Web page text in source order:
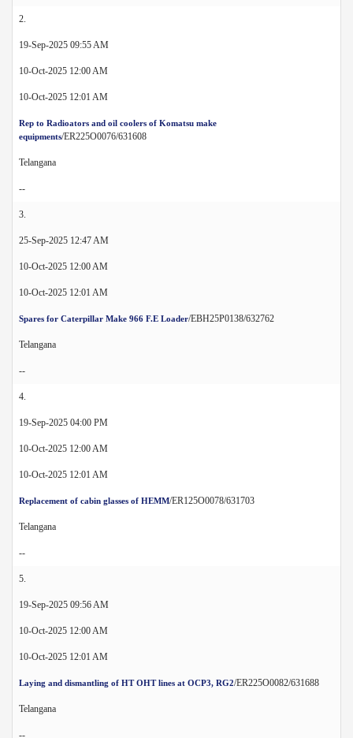
2.
19-Sep-2025 09:55 AM
10-Oct-2025 12:00 AM
10-Oct-2025 12:01 AM
Rep to Radioators and oil coolers of Komatsu make
equipments/ER225O0076/631608
Telangana
--
3.
25-Sep-2025 12:47 AM
10-Oct-2025 12:00 AM
10-Oct-2025 12:01 AM
Spares for Caterpillar Make 966 F.E Loader/EBH25P0138/632762
Telangana
--
4.
19-Sep-2025 04:00 PM
10-Oct-2025 12:00 AM
10-Oct-2025 12:01 AM
Replacement of cabin glasses of HEMM/ER125O0078/631703
Telangana
--
5.
19-Sep-2025 09:56 AM
10-Oct-2025 12:00 AM
10-Oct-2025 12:01 AM
Laying and dismantling of HT OHT lines at OCP3, RG2/ER225O0082/631688
Telangana
--